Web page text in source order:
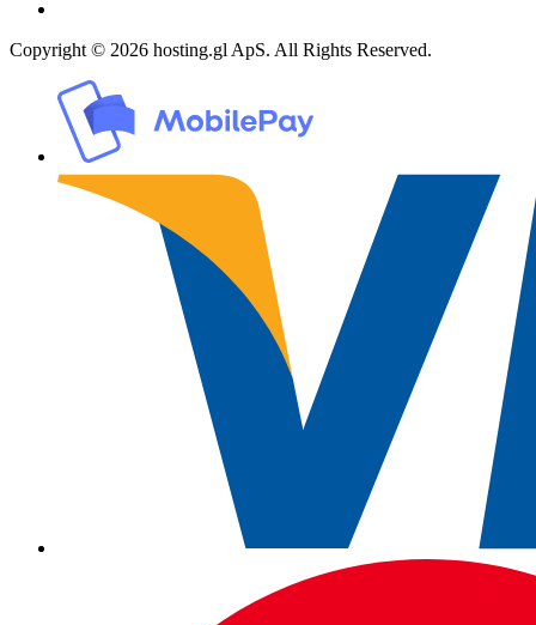
Copyright © 2026 hosting.gl ApS. All Rights Reserved.